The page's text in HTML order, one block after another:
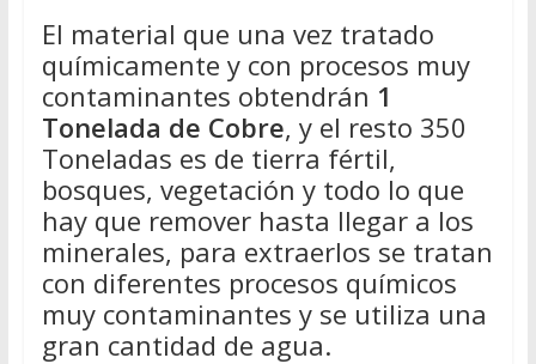
El material que una vez tratado
químicamente y con procesos muy
contaminantes obtendrán 1
Tonelada de Cobre, y el resto 350
Toneladas es de tierra fértil,
bosques, vegetación y todo lo que
hay que remover hasta llegar a los
minerales, para extraerlos se tratan
con diferentes procesos químicos
muy contaminantes y se utiliza una
gran cantidad de agua.